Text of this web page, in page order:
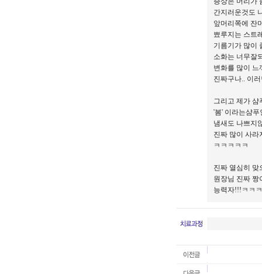
간지러운것도
앞머리쪽에 잔
뾰루지는 스트
기름기가 많이
소화는 너무잘
변화를 많이 느
진짜구나.. 이
그리고 제가 샴
'봄' 이라는샴푸
냄새도 나쁘지
진짜 많이 사라
ㅋㅋㅋㅋㅋ
진짜 열심히 맞
원장님 진짜 짱
능력자!!!ㅋㅋ